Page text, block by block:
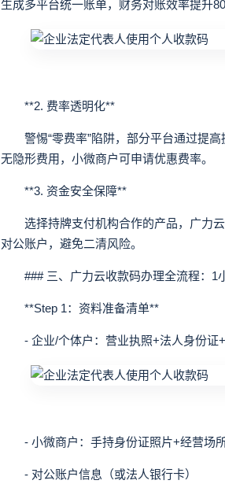
生成多平台统一账单，财务对账效率提升
**2. 费率透明化**
警惕“零费率”陷阱，部分平台通过提高
无隐形费用，小微商户可申请优惠费率。
**3. 资金安全保障**
选择持牌支付机构合作的产品，广力云
对公账户，避免二清风险。
### 三、广力云收款码办理全流程：1
**Step 1：资料准备清单**
- 企业/个体户：营业执照+法人身份证
- 小微商户：手持身份证照片+经营场
- 对公账户信息（或法人银行卡）